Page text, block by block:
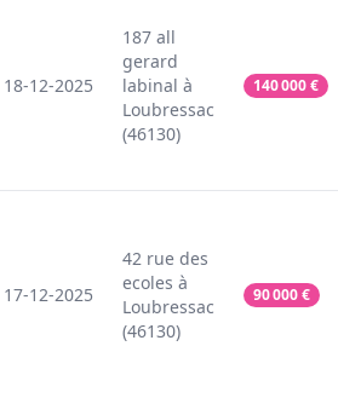
18-12-2025
187 all
gerard
labinal à
Loubressac
(46130)
140 000€
17-12-2025
42 rue des
ecoles à
Loubressac
(46130)
90 000€